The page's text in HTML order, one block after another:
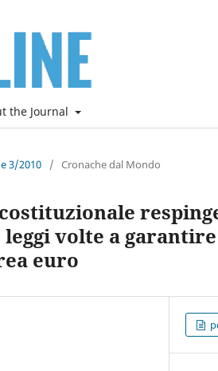
the Journal
3/2010 / Cronache dal Mondo
volte a
euro